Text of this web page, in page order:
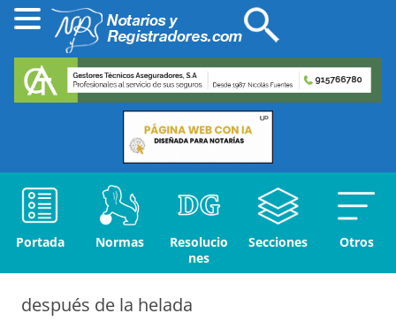
Portada Normas
Resolucio
nes
Secciones Otros
después de la helada